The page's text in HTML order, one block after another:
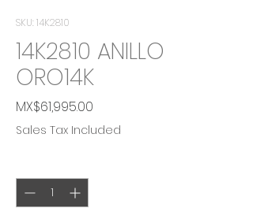
SKU: 14K2810
14K2810 ANILLO
ORO14K
MX$61,995.00
Sales Tax Included